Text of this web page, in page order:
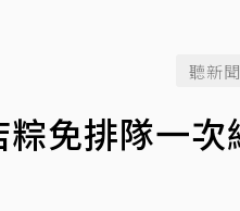
聽新聞
免排隊一次